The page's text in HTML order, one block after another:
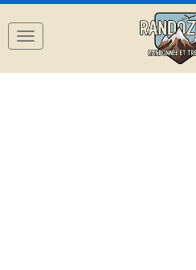
Navigation